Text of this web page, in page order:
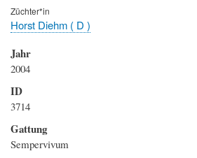
Züchter*in
Horst Diehm ( D )
Jahr
2004
ID
3714
Gattung
Sempervivum